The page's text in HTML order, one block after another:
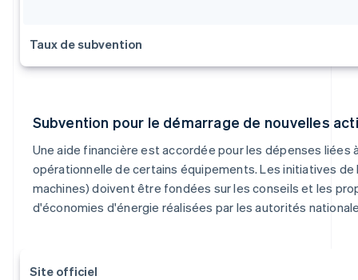
Taux de subvention
Subvention pour le démarrage de nouvelles
Une aide financière est accordée pour les dépenses
opérationnelle de certains équipements. Les initiatives
machines) doivent être fondées sur les conseils et les
d'économies d'énergie réalisées par les autorités
Site officiel